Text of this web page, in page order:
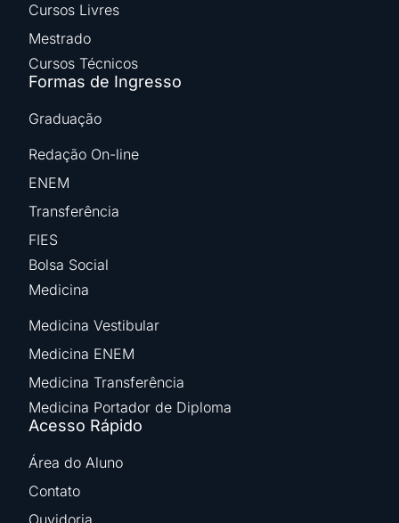
Cursos Livres
Mestrado
Cursos Técnicos
Formas de Ingresso
Graduação
Redação On-line
ENEM
Transferência
FIES
Bolsa Social
Medicina
Medicina Vestibular
Medicina ENEM
Medicina Transferência
Medicina Portador de Diploma
Acesso Rápido
Área do Aluno
Contato